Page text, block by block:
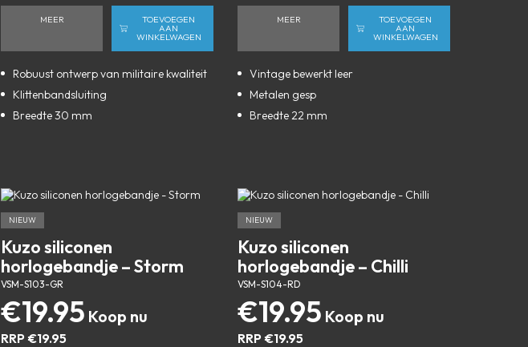
MEER TOEVOEGEN
AAN
WINKELWAGEN
Robuust ontwerp van militaire kwaliteit
Klittenbandsluiting
Breedte 30 mm
MEER TOEVOEGEN
AAN
WINKELWAGEN
Vintage bewerkt leer
Metalen gesp
Breedte 22 mm
NIEUW
Kuzo siliconen
horlogebandje – Storm
VSM-S103-GR
€19.95
RRP €19.95
NIEUW
Kuzo siliconen
horlogebandje – Chilli
VSM-S104-RD
€19.95
RRP €19.95